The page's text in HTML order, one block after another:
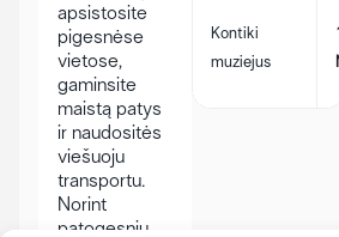
apsistosite
pigesnėse
vietose,
gaminsite
maistą patys
ir naudositės
viešuoju
transportu.
Norint
patogesnių
Kontiki
muziejus